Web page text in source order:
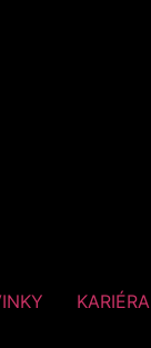
KARIÉRA